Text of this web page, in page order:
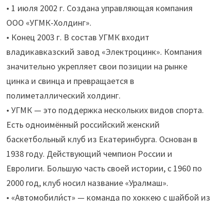
• 1 июля 2002 г. Создана управляющая компания
ООО «УГМК-Холдинг».
• Конец 2003 г. В состав УГМК входит
владикавказский завод «Электроцинк». Компания
значительно укрепляет свои позиции на рынке
цинка и свинца и превращается в
полиметаллический холдинг.
• УГМК — это поддержка нескольких видов спорта.
Есть одноимённый российский женский
баскетбольный клуб из Екатеринбурга. Основан в
1938 году. Действующий чемпион России и
Евролиги. Большую часть своей истории, с 1960 по
2000 год, клуб носил название «Уралмаш».
• «Автомобили́ст» — команда по хоккею с шайбой из